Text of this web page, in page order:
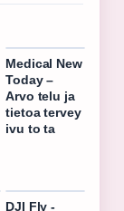
Medical New
Today –
Arvo telu ja
tietoa tervey
ivu to ta
DJI Fly -